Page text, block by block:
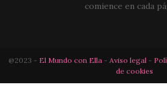
comience en cada
@2023 - El Mundo con Ella - Aviso legal -
de cookies